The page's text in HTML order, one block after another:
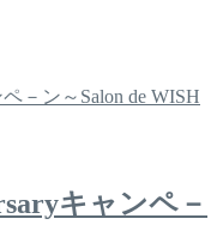
キャンペ－